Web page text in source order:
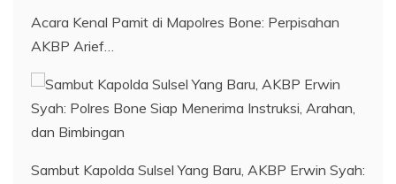
Acara Kenal Pamit di Mapolres Bone: Perpisahan
AKBP Arief…
Sambut Kapolda Sulsel Yang Baru, AKBP Erwin Syah: